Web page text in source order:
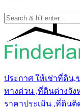
ประกาศ ให้เช่าที่ดิน
ทางด่วน ,ที่ดินต่างจัง
ราคาประเมิน ,ที่ดิน